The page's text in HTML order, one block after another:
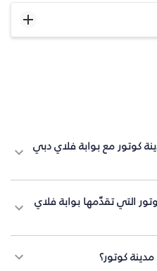
كوتور مع بوابة فلاي دبي
التي تقدّمها بوابة فلاي
كوتور؟